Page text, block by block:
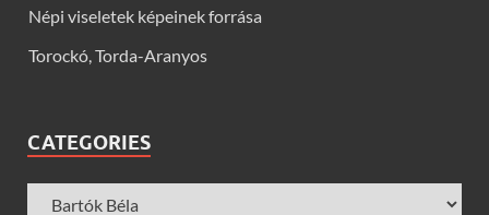
Népi viseletek képeinek forrása
Torockó, Torda-Aranyos
CATEGORIES